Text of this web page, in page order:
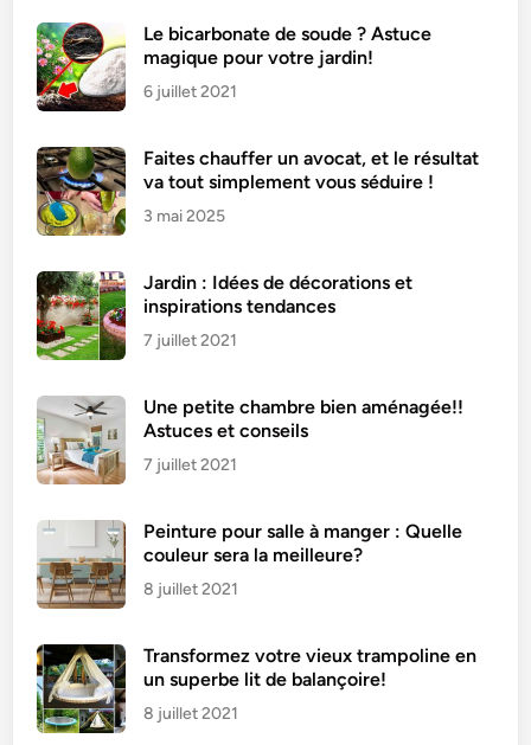
a
t
a
t
d
e
r
u
i
t
s
’
É
é
|
F
c
i
l
e
Le bicarbonate de soude ? Astuce
magique pour votre jardin!
6 juillet 2021
Faites chauffer un avocat, et le résultat
va tout simplement vous séduire !
3 mai 2025
Jardin : Idées de décorations et
inspirations tendances
7 juillet 2021
Une petite chambre bien aménagée!!
Astuces et conseils
7 juillet 2021
Peinture pour salle à manger : Quelle
couleur sera la meilleure?
8 juillet 2021
Transformez votre vieux trampoline en
un superbe lit de balançoire!
8 juillet 2021